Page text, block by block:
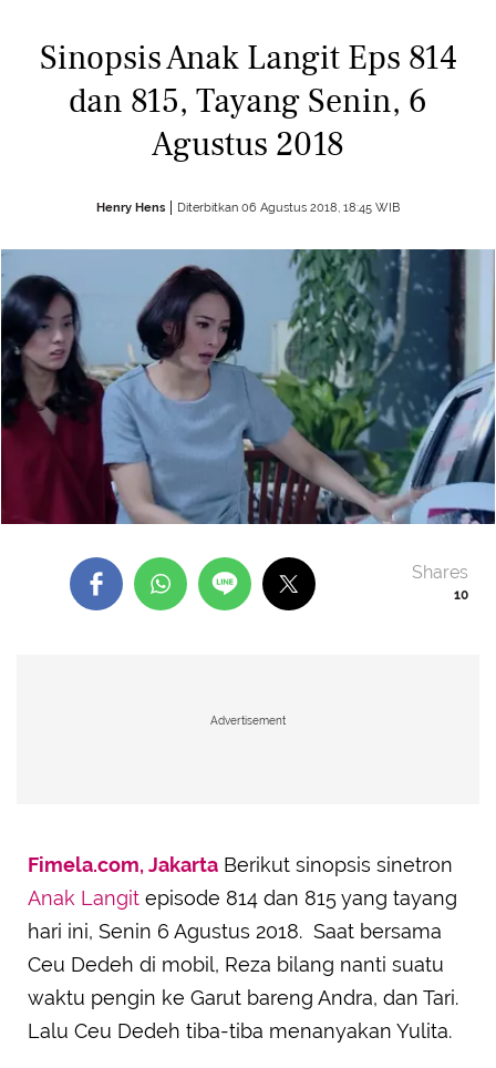
Sinopsis Anak Langit Eps 814
dan 815, Tayang Senin, 6
Agustus 2018
Henry Hens Diterbitkan 06 Agustus 2018, 18:45 WIB
10
Shares
Advertisement
Fimela.com, Jakarta Berikut sinopsis sinetron
Anak Langit episode 814 dan 815 yang tayang
hari ini, Senin 6 Agustus 2018. Saat bersama
Ceu Dedeh di mobil, Reza bilang nanti suatu
waktu pengin ke Garut bareng Andra, dan Tari.
Lalu Ceu Dedeh tiba-tiba menanyakan Yulita.